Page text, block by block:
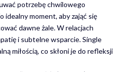
potrzebę chwilowego
idealny moment, aby zająć się
dawne żale. W relacjach
i subtelne wsparcie. Single
miłością, co skłoni je do refleksji